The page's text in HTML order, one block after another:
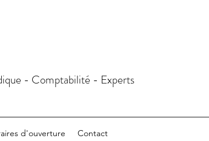
- Comptabilité - Experts
d'ouverture Contact